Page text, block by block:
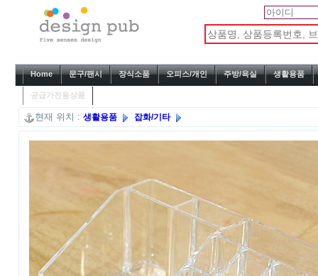
Home 문구/팬시 장식소품 오피스/개인 주방/욕실 생활용품
공급가전용상품
현재 위치 :생활용품 잡화/기타